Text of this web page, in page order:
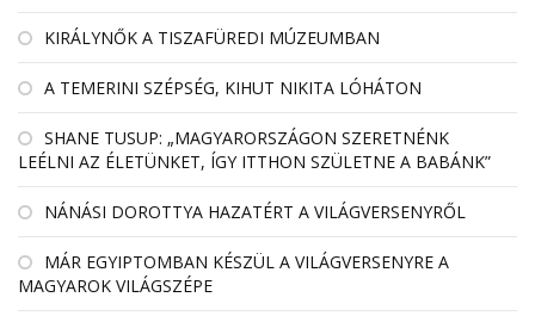
KIRÁLYNŐK A TISZAFÜREDI MÚZEUMBAN
A TEMERINI SZÉPSÉG, KIHUT NIKITA LÓHÁTON
SHANE TUSUP: „MAGYARORSZÁGON SZERETNÉNK
LEÉLNI AZ ÉLETÜNKET, ÍGY ITTHON SZÜLETNE A BABÁNK”
NÁNÁSI DOROTTYA HAZATÉRT A VILÁGVERSENYRŐL
MÁR EGYIPTOMBAN KÉSZÜL A VILÁGVERSENYRE A
MAGYAROK VILÁGSZÉPE